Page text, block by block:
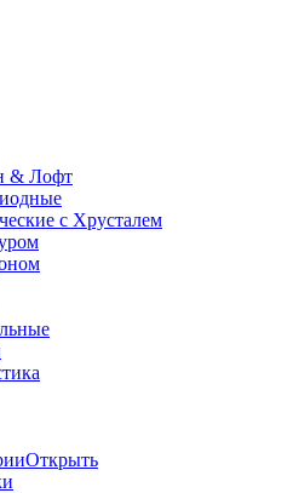
& Лофт
с Хрусталем
Открыть